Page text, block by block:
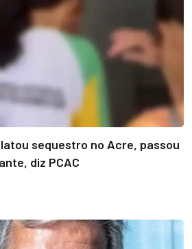
sequestro no Acre, passou
diz PCAC